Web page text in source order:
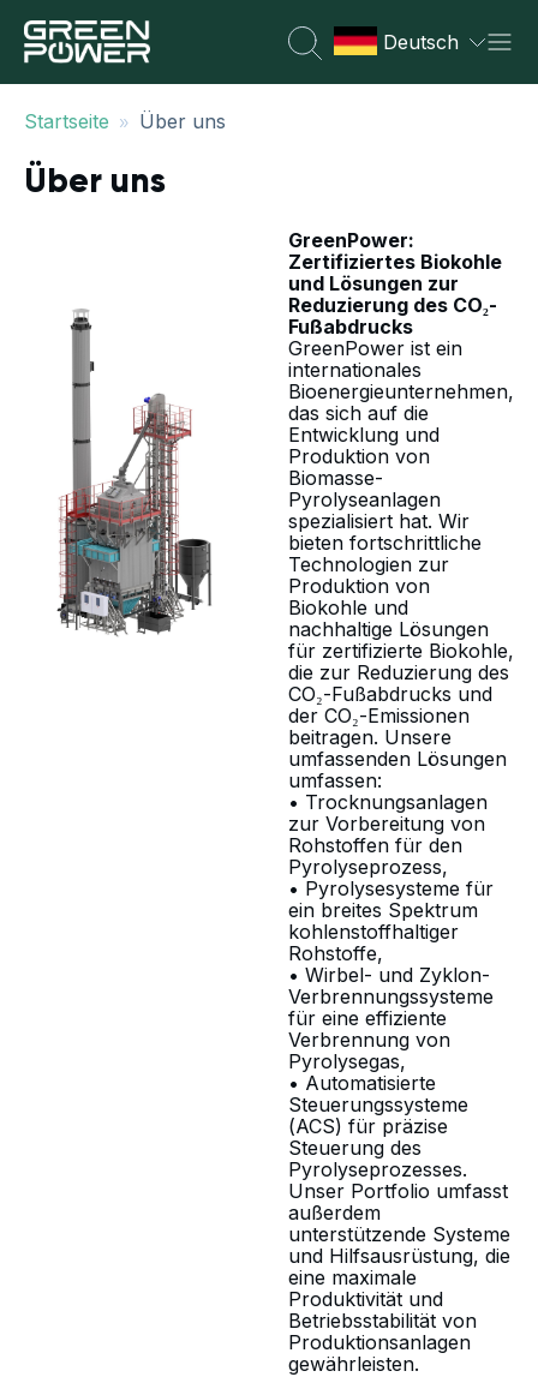
Deutsch
Startseite » Über uns
Über uns
GreenPower:
Zertifiziertes Biokohle
und Lösungen zur
Reduzierung des CO₂-
Fußabdrucks
GreenPower ist ein
internationales
Bioenergieunternehmen,
das sich auf die
Entwicklung und
Produktion von
Biomasse-
Pyrolyseanlagen
spezialisiert hat. Wir
bieten fortschrittliche
Technologien zur
Produktion von
Biokohle und
nachhaltige Lösungen
für zertifizierte Biokohle,
die zur Reduzierung des
CO₂-Fußabdrucks und
der CO₂-Emissionen
beitragen. Unsere
umfassenden Lösungen
umfassen:
• Trocknungsanlagen
zur Vorbereitung von
Rohstoffen für den
Pyrolyseprozess,
• Pyrolysesysteme für
ein breites Spektrum
kohlenstoffhaltiger
Rohstoffe,
• Wirbel- und Zyklon-
Verbrennungssysteme
für eine effiziente
Verbrennung von
Pyrolysegas,
• Automatisierte
Steuerungssysteme
(ACS) für präzise
Steuerung des
Pyrolyseprozesses.
Unser Portfolio umfasst
außerdem
unterstützende Systeme
und Hilfsausrüstung, die
eine maximale
Produktivität und
Betriebsstabilität von
Produktionsanlagen
gewährleisten.